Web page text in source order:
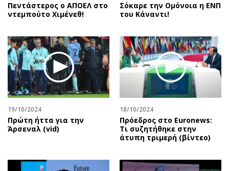
Πεντάστερος ο ΑΠΟΕΛ στο
ντεμπούτο Χιμένεθ!
Σόκαρε την Ομόνοια η ΕΝΠ
του Κάναντι!
19/10/2024
Πρώτη ήττα για την
Άρσεναλ (vid)
18/10/2024
Πρόεδρος στο Euronews:
Τι συζητήθηκε στην
άτυπη τριμερή (βίντεο)